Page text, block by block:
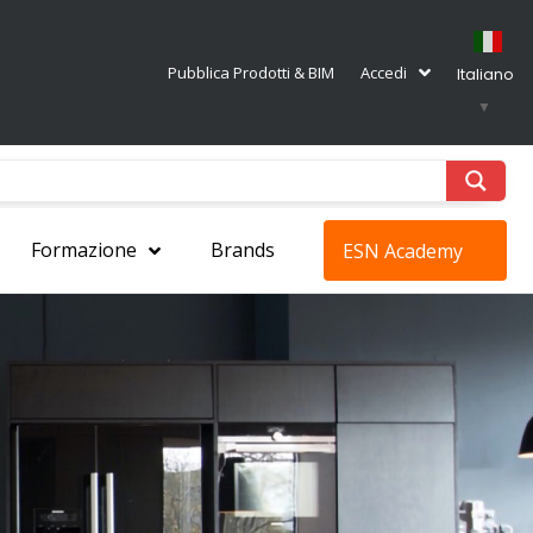
Pubblica Prodotti & BIM Accedi
Italiano
▼
Formazione Brands ESN Academy